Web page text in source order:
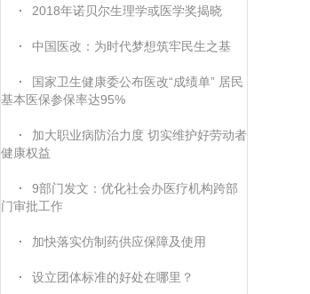
· 2018年诺贝尔生理学或医学奖揭晓
· 中国医改：为时代梦想筑牢民生之基
·
国家卫生健康委公布医改“成绩单” 居民
基本医保参保率达95%
·
加大职业病防治力度 切实维护好劳动者
健康权益
·
9部门发文：优化社会办医疗机构跨部
门审批工作
· 加快落实仿制药供应保障及使用
· 设立团体标准的好处在哪里？